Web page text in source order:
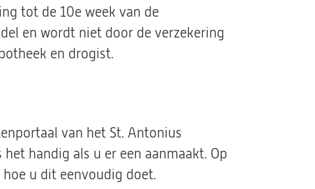
tot de 10e week van de
en wordt niet door de verzekering
en drogist.
van het St. Antonius
handig als u er een aanmaakt. Op
u dit eenvoudig doet.